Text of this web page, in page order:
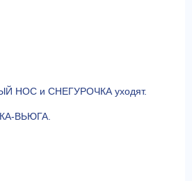
НОС и СНЕГУРОЧКА уходят.
ВЬЮГА.